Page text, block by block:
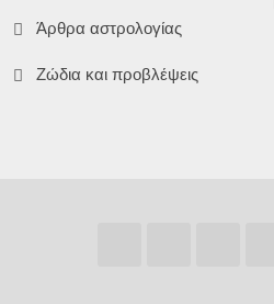
Άρθρα αστρολογίας
Ζώδια και προβλέψεις